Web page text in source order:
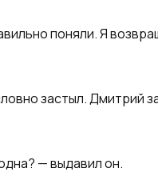
поняли. Я
застыл. Дмитрий
— выдавил он.